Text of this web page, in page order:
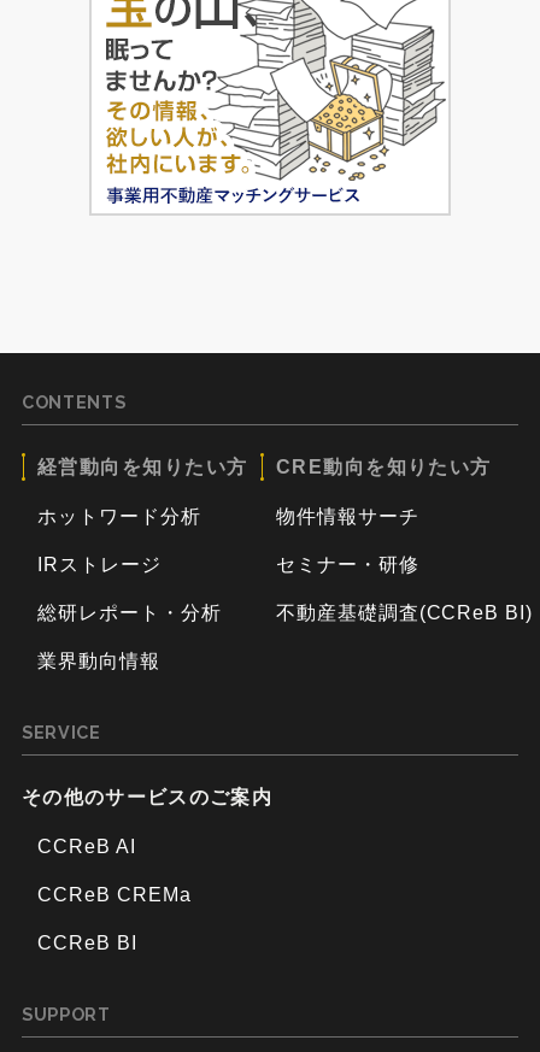
CONTENTS
経営動向を知りたい方
ホットワード分析
IRストレージ
総研レポート・分析
業界動向情報
CRE動向を知りたい方
物件情報サーチ
セミナー・研修
不動産基礎調査(CCReB BI)
SERVICE
その他のサービスのご案内
CCReB AI
CCReB CREMa
CCReB BI
SUPPORT